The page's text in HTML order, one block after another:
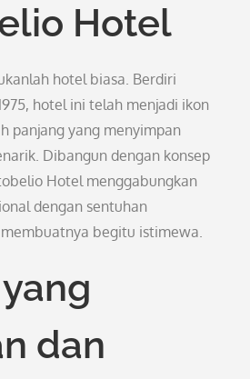
Hotel
hotel biasa. Berdiri
hotel ini telah menjadi ikon
panjang yang menyimpan
Dibangun dengan konsep
Hotel menggabungkan
dengan sentuhan
begitu istimewa.
dan